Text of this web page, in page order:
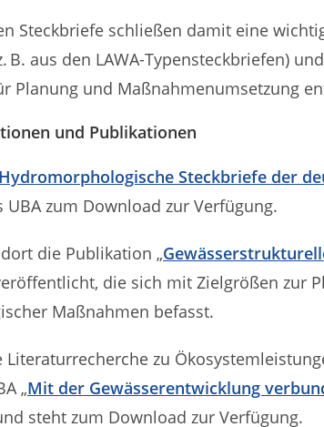
Steckbriefe schließen damit eine
B. aus den LAWA-Typensteckbriefen)
Planung und Maßnahmenumsetzung
und Publikationen
Hydromorphologische Steckbriefe der
UBA zum Download zur Verfügung.
die Publikation „
die sich mit Zielgrößen zur
Maßnahmen befasst.
Literaturrecherche zu
„Mit der Gewässerentwicklung
steht zum Download zur Verfügung.